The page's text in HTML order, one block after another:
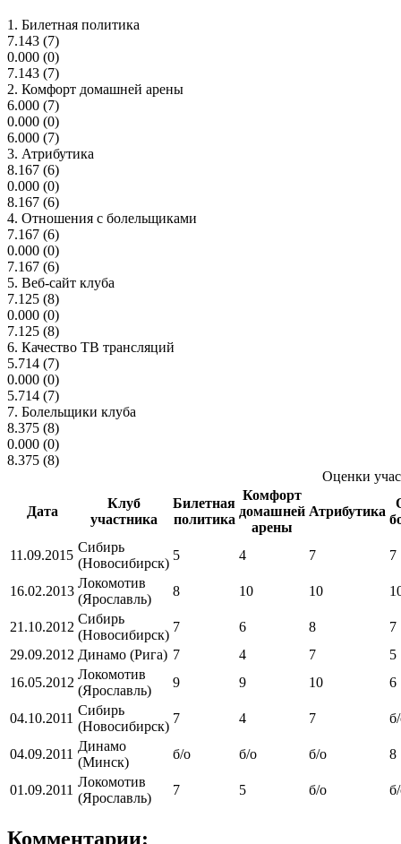
1. Билетная политика
7.143 (7)
0.000 (0)
7.143 (7)
2. Комфорт домашней арены
6.000 (7)
0.000 (0)
6.000 (7)
3. Атрибутика
8.167 (6)
0.000 (0)
8.167 (6)
4. Отношения с болельщиками
7.167 (6)
0.000 (0)
7.167 (6)
5. Веб-сайт клуба
7.125 (8)
0.000 (0)
7.125 (8)
6. Качество ТВ трансляций
5.714 (7)
0.000 (0)
5.714 (7)
7. Болельщики клуба
8.375 (8)
0.000 (0)
8.375 (8)
Оценки
Дата
Клуб
участника
Билетная
политика
Комфорт
домашней
арены
Атрибутика
11.09.2015
Сибирь
(Новосибирск)
5 4 7 7
16.02.2013
Локомотив
(Ярославль)
8 10 10
21.10.2012
Сибирь
(Новосибирск)
7 6 8
7
29.09.2012 Динамо (Рига) 7 4 7
5
16.05.2012
Локомотив
(Ярославль)
9 9 10 6
04.10.2011
Сибирь
(Новосибирск)
7 4 7
04.09.2011
Динамо
(Минск)
б/о б/о б/о 8
01.09.2011
Локомотив
(Ярославль)
7 5 б/о
Комментарии: